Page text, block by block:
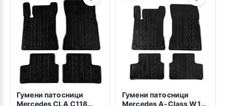
Гумени патосници
Mercedes CLA C118
Гумени патосници
Mercedes A-Class W177